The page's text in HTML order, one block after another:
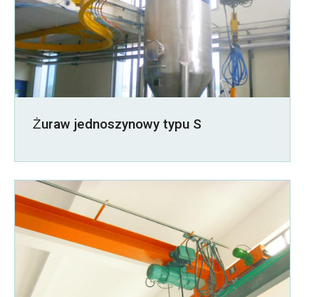
Żuraw jednoszynowy typu S